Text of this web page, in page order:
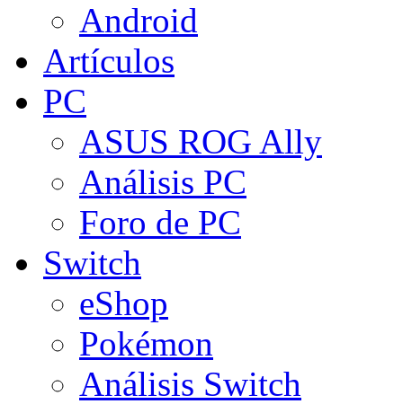
Android
Artículos
PC
ASUS ROG Ally
Análisis PC
Foro de PC
Switch
eShop
Pokémon
Análisis Switch